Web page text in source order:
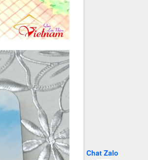
Chat Zalo